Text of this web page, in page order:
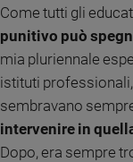
e
inclusione
Costume
Cultura
e
spettacoli
Sanremo
Come tutti gli
punitivo può
mia pluriennale
istituti
sembravano
intervenire in
Dopo, era sempre